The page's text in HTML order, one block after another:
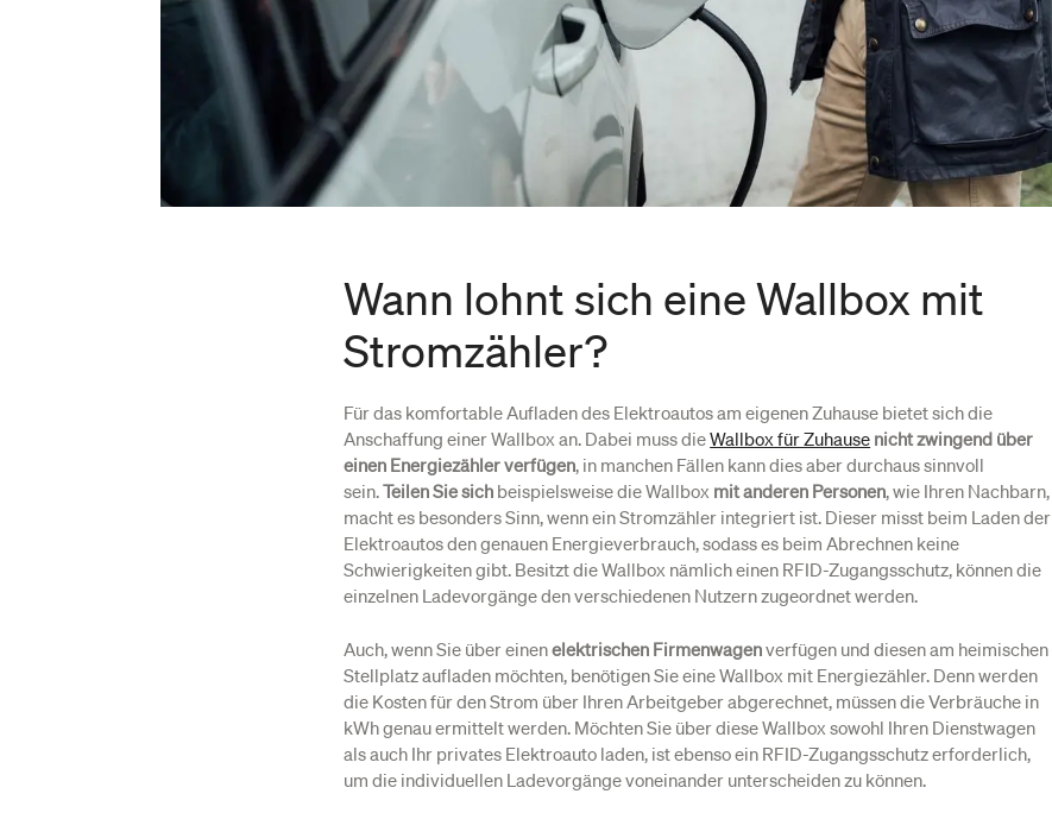
Wann lohnt sich eine Wallbox mit
Stromzähler?
Für das komfortable Aufladen des Elektroautos am eigenen Zuhause bietet sich die
Anschaffung einer Wallbox an. Dabei muss dieWallbox für Zuhause nicht zwingend über
einen Energiezähler verfügen, in manchen Fällen kann dies aber durchaus sinnvoll
sein.Teilen Sie sich beispielsweise die Wallbox mit anderen Personen, wie Ihren Nachbarn,
macht es besonders Sinn, wenn ein Stromzähler integriert ist. Dieser misst beim Laden der
Elektroautos den genauen Energieverbrauch, sodass es beim Abrechnen keine
Schwierigkeiten gibt. Besitzt die Wallbox nämlich einen RFID-Zugangsschutz, können die
einzelnen Ladevorgänge den verschiedenen Nutzern zugeordnet werden.
Auch, wenn Sie über einenelektrischen Firmenwagenverfügen und diesen am heimischen
Stellplatz aufladen möchten, benötigen Sie eine Wallbox mit Energiezähler. Denn werden
die Kosten für den Strom über Ihren Arbeitgeber abgerechnet, müssen die Verbräuche in
kWh genau ermittelt werden. Möchten Sie über diese Wallbox sowohl Ihren Dienstwagen
als auch Ihr privates Elektroauto laden, ist ebenso ein RFID-Zugangsschutz erforderlich,
um die individuellen Ladevorgänge voneinander unterscheiden zu können.